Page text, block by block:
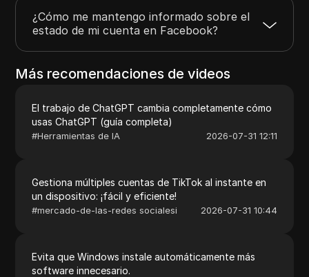
¿Cómo me mantengo informado sobre el
estado de mi cuenta en Facebook?
Más recomendaciones de videos
El trabajo de ChatGPT cambia completamente cómo
usas ChatGPT (guía completa)
#Herramientas de IA 2026-07-31 12:11
Gestiona múltiples cuentas de TikTok al instante en
un dispositivo: ¡fácil y eficiente!
#mercado-de-las-redes socialesi 2026-07-31 10:44
Evita que Windows instale automáticamente más
software innecesario.